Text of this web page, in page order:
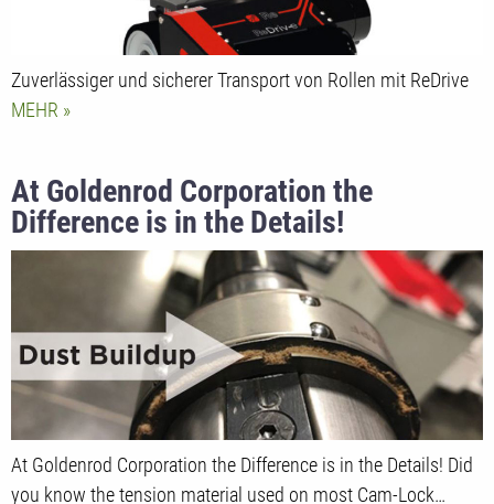
Zuverlässiger und sicherer Transport von Rollen mit ReDrive
MEHR
At Goldenrod Corporation the
Difference is in the Details!
At Goldenrod Corporation the Difference is in the Details! Did
you know the tension material used on most Cam-Lock…